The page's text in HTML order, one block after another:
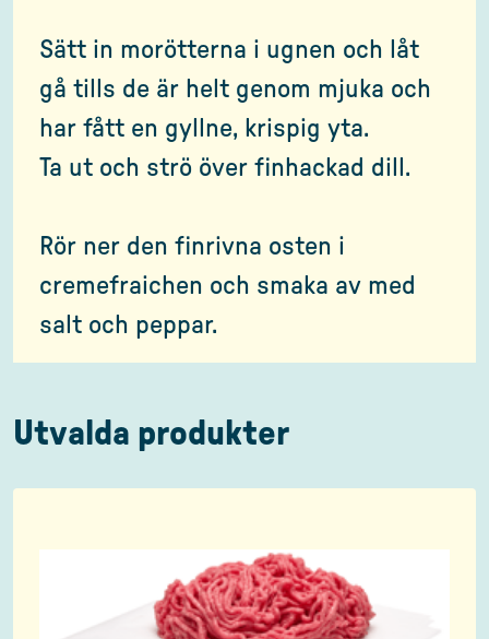
Sätt in morötterna i ugnen och låt
gå tills de är helt genom mjuka och
har fått en gyllne, krispig yta.
Ta ut och strö över finhackad dill.
Rör ner den finrivna osten i
cremefraichen och smaka av med
salt och peppar.
Utvalda produkter